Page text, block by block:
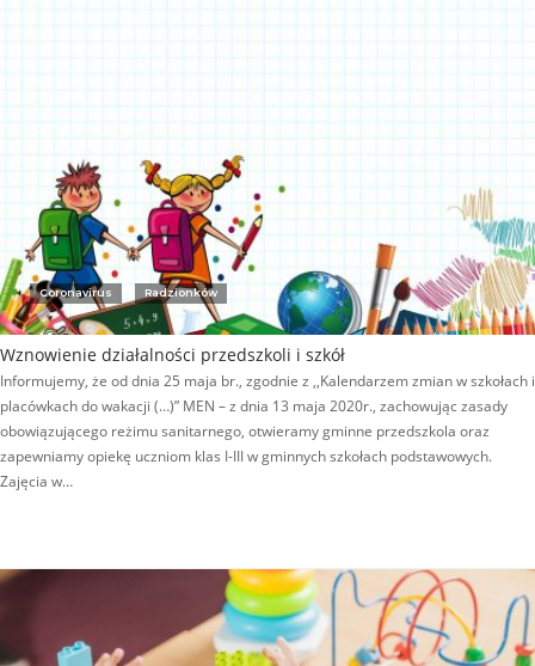
Coronavirus Radzionków
Wznowienie działalności przedszkoli i szkół
Informujemy, że od dnia 25 maja br., zgodnie z ,,Kalendarzem zmian w szkołach i
placówkach do wakacji (…)” MEN – z dnia 13 maja 2020r., zachowując zasady
obowiązującego reżimu sanitarnego, otwieramy gminne przedszkola oraz
zapewniamy opiekę uczniom klas I-III w gminnych szkołach podstawowych.
Zajęcia w…